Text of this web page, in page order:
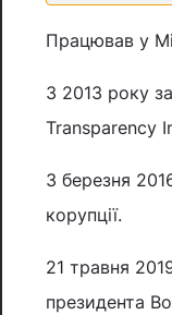
Працював у
З 2013 року
Transparency
З березня
корупції.
21 травня
президента